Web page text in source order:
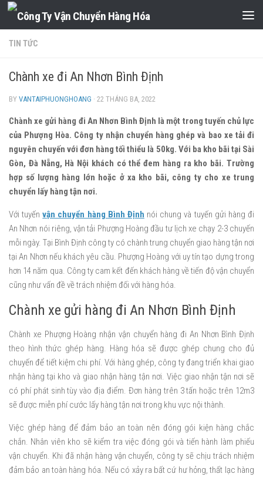
Skip to content
TIN TỨC
Chành xe đi An Nhơn Bình Định
BY VANTAIPHUONGHOANG · 22 THÁNG BA, 2022
Chành xe gửi hàng đi An Nhơn Bình Định là một trong tuyến chủ lực
của Phượng Hòa. Công ty nhận chuyển hàng ghép và bao xe tải đi
nguyên chuyến với đơn hàng tối thiểu là 50kg. Với ba kho bãi tại Sài
Gòn, Đà Nẵng, Hà Nội khách có thể đem hàng ra kho bãi. Trường
hợp số lượng hàng lớn hoặc ở xa kho bãi, công ty cho xe trung
chuyển lấy hàng tận nơi.
Với tuyếnvận chuyển hàng Bình Định nói chung và tuyến gửi hàng đi
An Nhơn nói riêng, vận tải Phượng Hoàng đầu tư lịch xe chạy 2-3 chuyến
mỗi ngày. Tại Bình Định công ty có chành trung chuyển giao hàng tận nơi
tại An Nhơn nếu khách yêu cầu. Phượng Hoàng với uy tín tạo dựng trong
hơn 14 năm qua. Công ty cam kết đến khách hàng về tiến độ vận chuyển
cũng như vấn đề về trách nhiệm đối với hàng hóa.
Chành xe gửi hàng đi An Nhơn Bình Định
Chành xe Phượng Hoàng nhận vận chuyển hàng đi An Nhơn Bình Định
theo hình thức ghép hàng. Hàng hóa sẽ được ghép chung cho đủ
chuyến để tiết kiệm chi phí. Với hàng ghép, công ty đang triển khai giao
nhận hàng tại kho và giao nhận hàng tận nơi. Việc giao nhận tận nơi sẽ
có phí phát sinh tùy vào địa điểm. Đơn hàng trên 3 tấn hoặc trên 12m3
sẽ được miễn phí cước lấy hàng tận nơi trong khu vực nội thành.
Việc ghép hàng để đảm bảo an toàn nên đóng gói kiện hàng chắc
chắn. Nhân viên kho sẽ kiểm tra việc đóng gói và tiến hành làm phiếu
vận chuyển. Khi đã nhận hàng vận chuyển, công ty sẽ chịu trách nhiệm
đảm bảo an toàn hàng hóa. Nếu có xảy ra bất cứ hư hỏng, thất lạc hàng